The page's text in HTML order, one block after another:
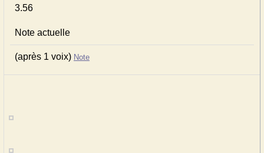
3.56
Note actuelle
(après 1 voix) Note